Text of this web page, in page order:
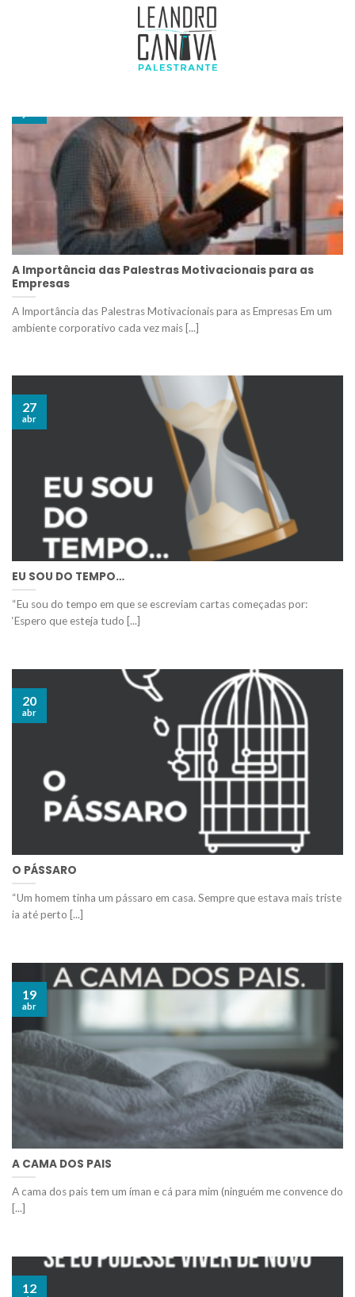
ARQUIVOS DE AUTOR:LEANDRO CANOVA
A Importância das Palestras Motivacionais para as
Empresas
A Importância das Palestras Motivacionais para as Empresas Em um
ambiente corporativo cada vez mais [...]
EU SOU DO TEMPO…
“Eu sou do tempo em que se escreviam cartas começadas por:
‘Espero que esteja tudo [...]
27
abr
O PÁSSARO
“Um homem tinha um pássaro em casa. Sempre que estava mais triste
ia até perto [...]
20
abr
A CAMA DOS PAIS
A cama dos pais tem um íman e cá para mim (ninguém me convence do
[...]
19
abr
12